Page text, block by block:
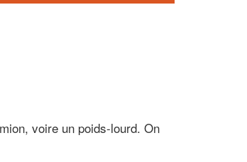
voire un poids-lourd. On